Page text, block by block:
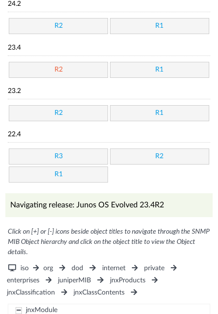
24.2
R2 R1
23.4
R2 R1
23.2
R2 R1
22.4
R3 R2
R1
Navigating release: Junos OS Evolved 23.4R2
Click on [+] or [-] icons beside object titles to navigate through the SNMP
MIB Object hierarchy and click on the object title to view the Object
details.
iso org dod internet
private
enterprises
juniperMIB
jnxProducts
jnxClassification
jnxClassContents
jnxModule